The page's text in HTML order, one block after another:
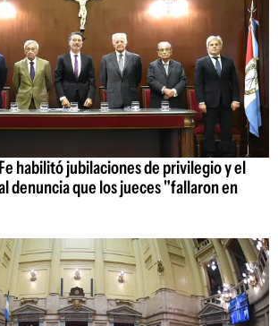
habilitó jubilaciones de privilegio y el
denuncia que los jueces "fallaron en